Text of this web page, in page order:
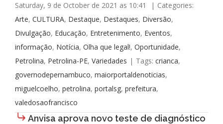
Saturday, 9 de October de 2021 as 10:41 | Categories:
Arte, CULTURA, Destaque, Destaques, Diversão,
Divulgação, Educação, Entretenimento, Eventos,
informação, Notícia, Olha que legal!, Oportunidade,
Petrolina, Petrolina-PE, Variedades | Tags: crianca,
governodepernambuco, maiorportaldenoticias,
miguelcoelho, petrolina, portalsg, prefeitura,
valedosaofrancisco
Anvisa aprova novo teste de diagnóstico